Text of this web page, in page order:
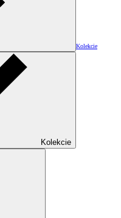
Kolekcie
Kolekcie